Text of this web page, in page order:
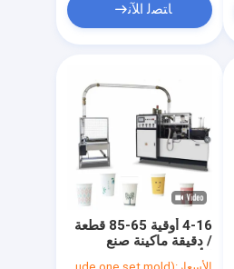
ﺎﺘﺼﻟ ﺍﻶﻧ
4-16 أوقية 65-85 قطعة
/ دقيقة ماكينة صنع
الأكواب الورقية